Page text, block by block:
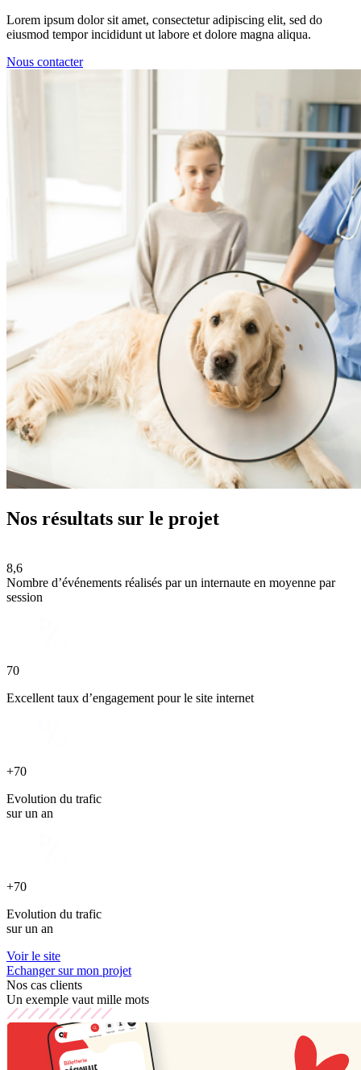
Lorem ipsum dolor sit amet, consectetur adipiscing elit, sed do
eiusmod tempor incididunt ut labore et dolore magna aliqua.
Nous contacter
Nos résultats sur le projet
8,6
Nombre d’événements réalisés par un internaute en moyenne par
session
70
Excellent taux d’engagement pour le site internet
+70
Evolution du trafic
sur un an
+70
Evolution du trafic
sur un an
Voir le site
Echanger sur mon projet
Nos cas clients
Un exemple vaut mille mots